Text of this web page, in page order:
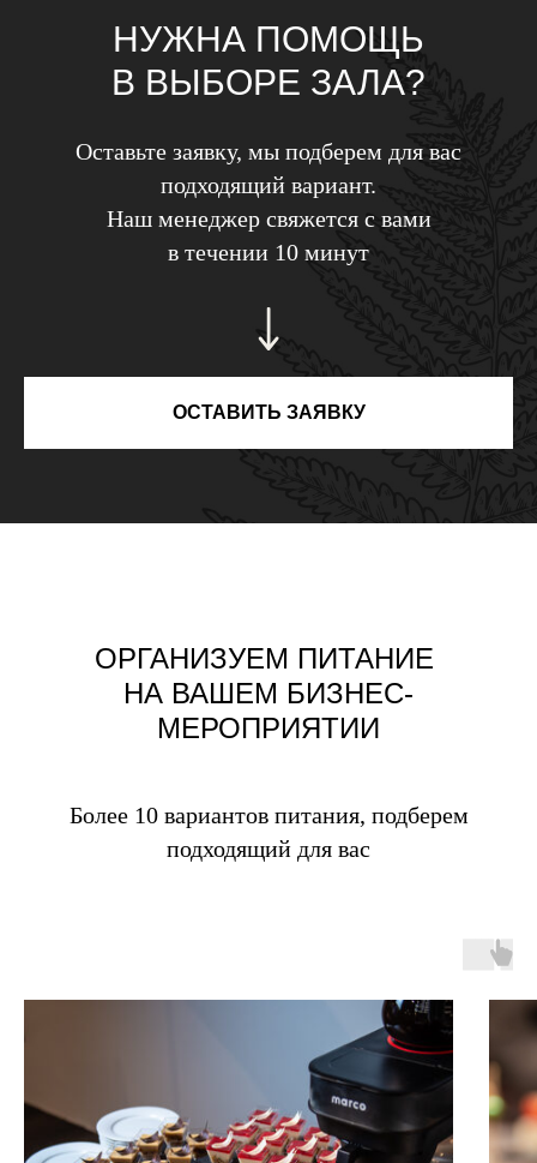
НУЖНА ПОМОЩЬ
В ВЫБОРЕ ЗАЛА?
Оставьте заявку, мы подберем для вас
подходящий вариант.
Наш менеджер свяжется с вами
в течении 10 минут
ОСТАВИТЬ ЗАЯВКУ
ОРГАНИЗУЕМ ПИТАНИЕ
НА ВАШЕМ БИЗНЕС-
МЕРОПРИЯТИИ
Более 10 вариантов питания, подберем
подходящий для вас